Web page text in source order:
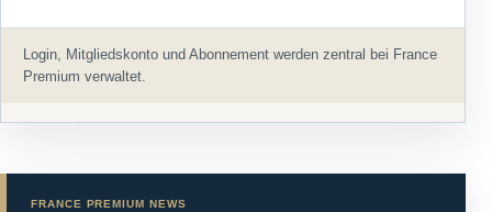
Login, Mitgliedskonto und Abonnement werden zentral bei France
Premium verwaltet.
FRANCE PREMIUM NEWS